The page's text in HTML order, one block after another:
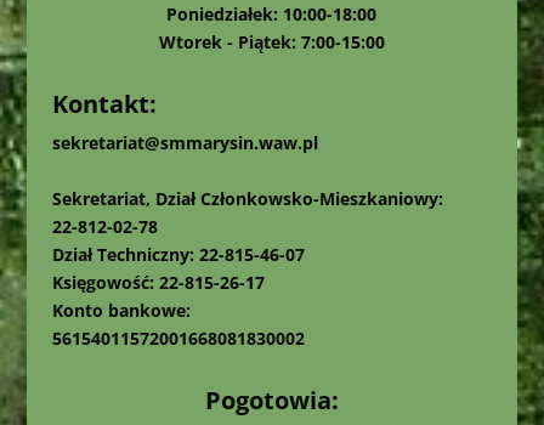
Poniedziałek: 10:00-18:00
Wtorek - Piątek: 7:00-15:00
Kontakt:
sekretariat@smmarysin.waw.pl
Sekretariat, Dział Członkowsko-Mieszkaniowy:
22-812-02-78
Dział Techniczny: 22-815-46-07
Księgowość: 22-815-26-17
Konto bankowe:
56154011572001668081830002
Pogotowia: